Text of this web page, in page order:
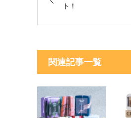
ト！
関連記事一覧